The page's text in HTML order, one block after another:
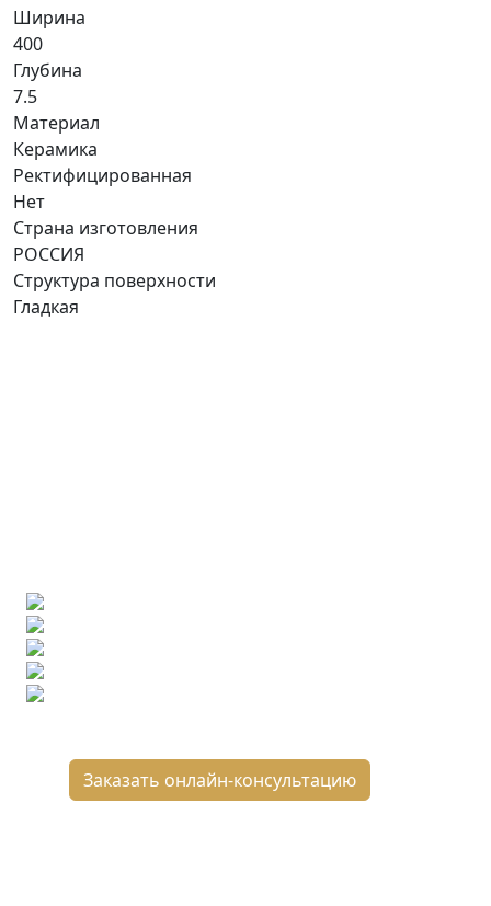
Ширина
400
Глубина
7.5
Материал
Керамика
Ректифицированная
Нет
Страна изготовления
РОССИЯ
Структура поверхности
Гладкая
Заказать онлайн-консультацию